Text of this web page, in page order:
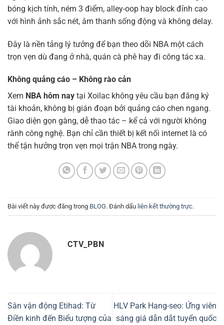
bóng kịch tính, ném 3 điểm, alley-oop hay block đỉnh cao
với hình ảnh sắc nét, âm thanh sống động và không delay.
Đây là nền tảng lý tưởng để bạn theo dõi NBA một cách
trọn vẹn dù đang ở nhà, quán cà phê hay đi công tác xa.
Không quảng cáo – Không rào cản
Xem NBA hôm nay tại Xoilac không yêu cầu bạn đăng ký
tài khoản, không bị gián đoạn bởi quảng cáo chen ngang.
Giao diện gọn gàng, dễ thao tác – kể cả với người không
rành công nghệ. Bạn chỉ cần thiết bị kết nối internet là có
thể tận hưởng trọn vẹn mọi trận NBA trong ngày.
Bài viết này được đăng trong BLOG. Đánh dấu liên kết thường trực.
CTV_PBN
Sân vận động Etihad: Từ
Điền kinh đến Biểu tượng của
HLV Park Hang-seo: Ứng viên
sáng giá dẫn dắt tuyển quốc